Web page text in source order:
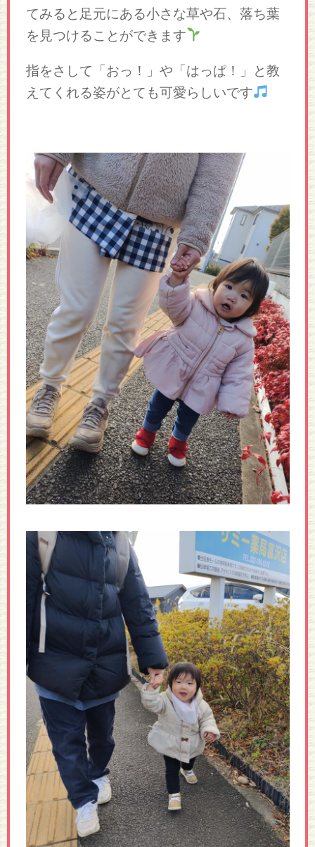
てみると足元にある小さな草や石、落ち葉
を見つけることができます
指をさして「おっ！」や「はっぱ！」と教
えてくれる姿がとても可愛らしいです